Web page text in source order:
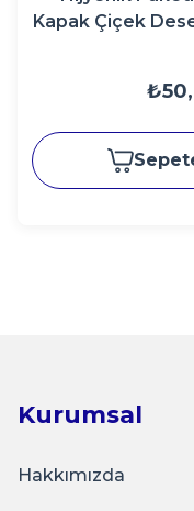
Kapak Çiçek
Kurumsal
Hakkımızda